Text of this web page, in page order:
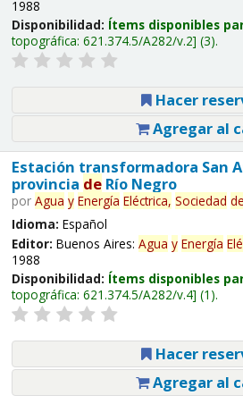
1988
Disponibilidad: Ítems disponibles
topográfica: 621.374.5/A282/v.2 (3).
Hacer
Agregar al
Estación transformadora San
provincia deRío Negro
por Agua y Energía Eléctrica, Sociedad de
Idioma: Español
Editor: Buenos Aires: Agua y Energía
1988
Disponibilidad: Ítems disponibles
topográfica: 621.374.5/A282/v.4 (1).
Hacer
Agregar al